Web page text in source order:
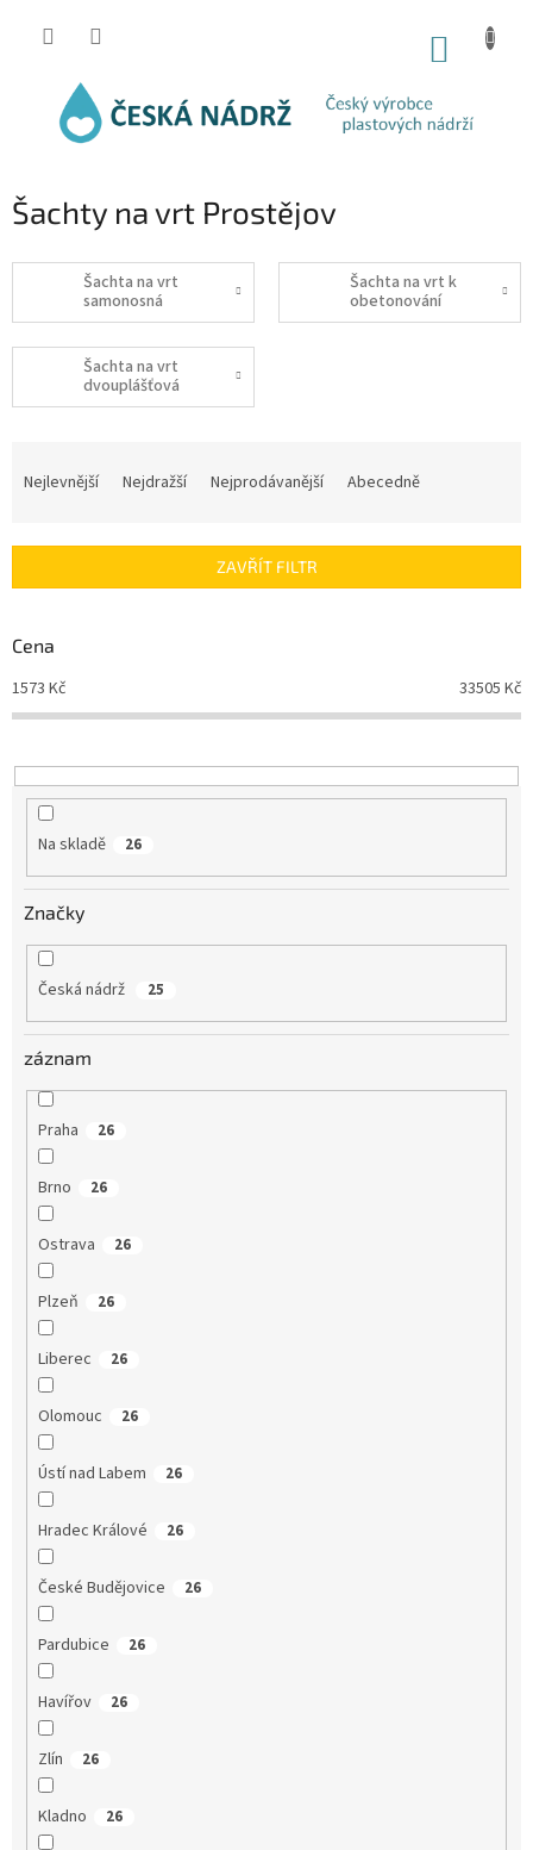
Šachty na vrt Prostějov
Šachta na vrt
samonosná
Šachta na vrt k
obetonování
Šachta na vrt
dvouplášťová
í
r
o
d
u
t
ů
Nejlevnější Nejdražší Nejprodávanější Abecedně
ZAVŘÍT FILTR
Cena
1573 Kč 33505 Kč
Na skladě 26
Značky
Česká nádrž 25
záznam
Praha 26
Brno 26
Ostrava 26
Plzeň 26
Liberec 26
Olomouc 26
Ústí nad Labem 26
Hradec Králové 26
České Budějovice 26
Pardubice 26
Havířov 26
Zlín 26
Kladno 26